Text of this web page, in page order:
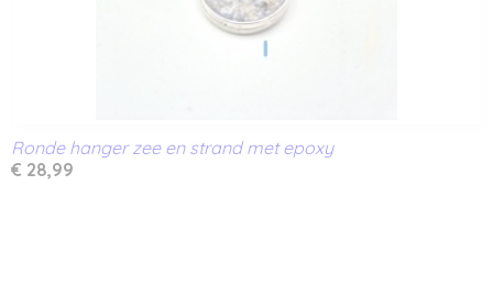
Ronde hanger zee en strand met epoxy
€ 28,99